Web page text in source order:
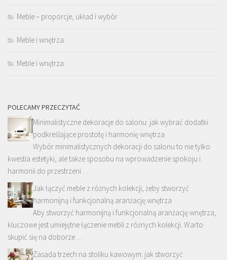
Meble – proporcje, układ i wybór
Meble i wnętrza
Meble i wnętrza
POLECAMY PRZECZYTAĆ
Minimalistyczne dekoracje do salonu: jak wybrać dodatki
podkreślające prostotę i harmonię wnętrza
Wybór minimalistycznych dekoracji do salonu to nie tylko
kwestia estetyki, ale także sposobu na wprowadzenie spokoju i
harmonii do przestrzeni. …
Jak łączyć meble z różnych kolekcji, żeby stworzyć
harmonijną i funkcjonalną aranżację wnętrza
Aby stworzyć harmonijną i funkcjonalną aranżację wnętrza,
kluczowe jest umiejętne łączenie mebli z różnych kolekcji. Warto
skupić się na doborze …
Zasada trzech na stoliku kawowym: jak stworzyć